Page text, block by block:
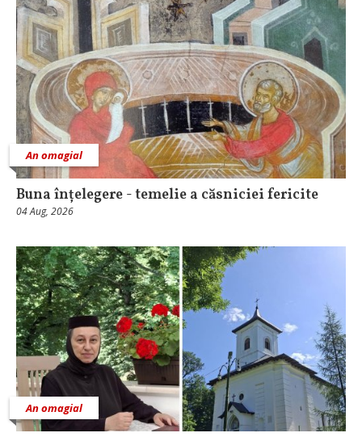
An omagial
Buna înțelegere - temelie a căsniciei fericite
04 Aug, 2026
An omagial